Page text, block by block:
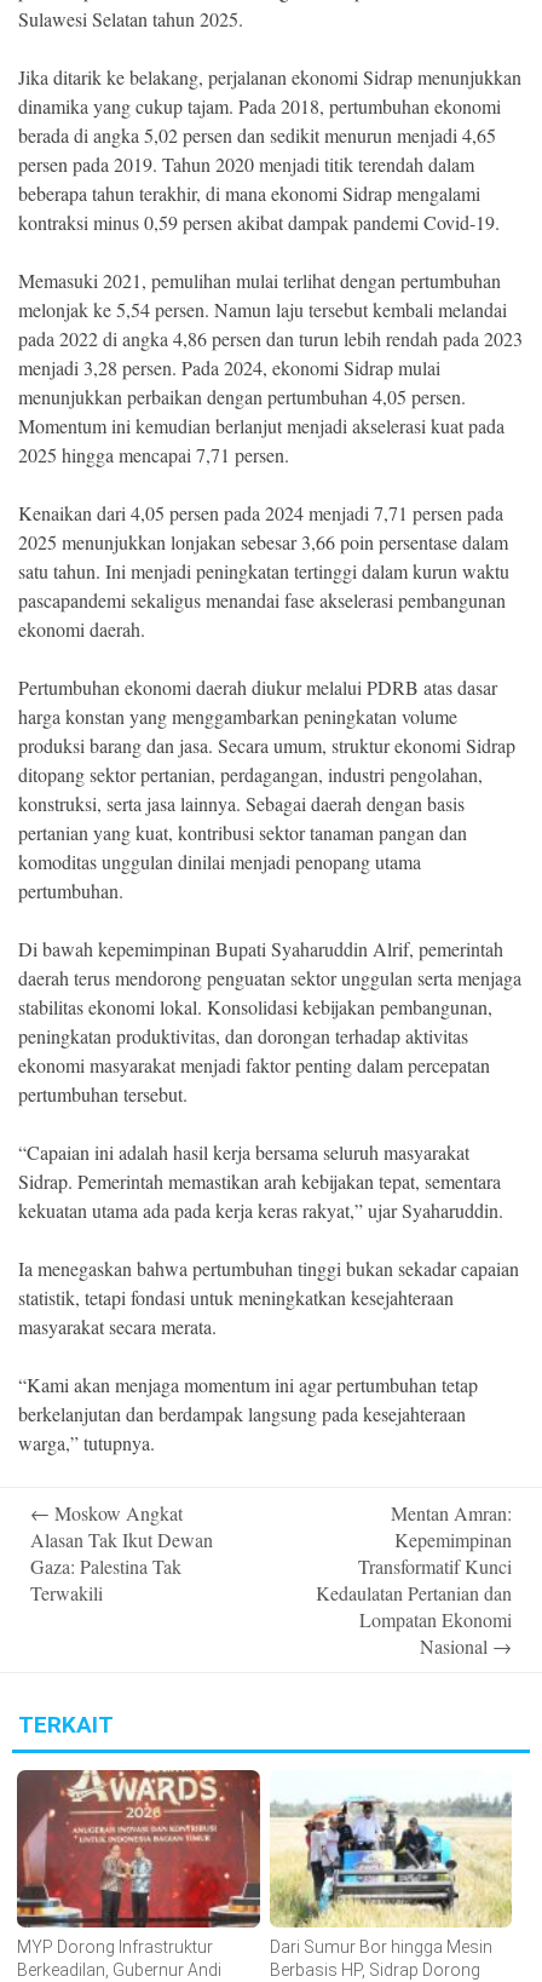
Sulawesi Selatan tahun 2025.
Jika ditarik ke belakang, perjalanan ekonomi Sidrap menunjukkan
dinamika yang cukup tajam. Pada 2018, pertumbuhan ekonomi
berada di angka 5,02 persen dan sedikit menurun menjadi 4,65
persen pada 2019. Tahun 2020 menjadi titik terendah dalam
beberapa tahun terakhir, di mana ekonomi Sidrap mengalami
kontraksi minus 0,59 persen akibat dampak pandemi Covid-19.
Memasuki 2021, pemulihan mulai terlihat dengan pertumbuhan
melonjak ke 5,54 persen. Namun laju tersebut kembali melandai
pada 2022 di angka 4,86 persen dan turun lebih rendah pada 2023
menjadi 3,28 persen. Pada 2024, ekonomi Sidrap mulai
menunjukkan perbaikan dengan pertumbuhan 4,05 persen.
Momentum ini kemudian berlanjut menjadi akselerasi kuat pada
2025 hingga mencapai 7,71 persen.
Kenaikan dari 4,05 persen pada 2024 menjadi 7,71 persen pada
2025 menunjukkan lonjakan sebesar 3,66 poin persentase dalam
satu tahun. Ini menjadi peningkatan tertinggi dalam kurun waktu
pascapandemi sekaligus menandai fase akselerasi pembangunan
ekonomi daerah.
Pertumbuhan ekonomi daerah diukur melalui PDRB atas dasar
harga konstan yang menggambarkan peningkatan volume
produksi barang dan jasa. Secara umum, struktur ekonomi Sidrap
ditopang sektor pertanian, perdagangan, industri pengolahan,
konstruksi, serta jasa lainnya. Sebagai daerah dengan basis
pertanian yang kuat, kontribusi sektor tanaman pangan dan
komoditas unggulan dinilai menjadi penopang utama
pertumbuhan.
Di bawah kepemimpinan Bupati Syaharuddin Alrif, pemerintah
daerah terus mendorong penguatan sektor unggulan serta menjaga
stabilitas ekonomi lokal. Konsolidasi kebijakan pembangunan,
peningkatan produktivitas, dan dorongan terhadap aktivitas
ekonomi masyarakat menjadi faktor penting dalam percepatan
pertumbuhan tersebut.
“Capaian ini adalah hasil kerja bersama seluruh masyarakat
Sidrap. Pemerintah memastikan arah kebijakan tepat, sementara
kekuatan utama ada pada kerja keras rakyat,” ujar Syaharuddin.
Ia menegaskan bahwa pertumbuhan tinggi bukan sekadar capaian
statistik, tetapi fondasi untuk meningkatkan kesejahteraan
masyarakat secara merata.
“Kami akan menjaga momentum ini agar pertumbuhan tetap
berkelanjutan dan berdampak langsung pada kesejahteraan
warga,” tutupnya.
navigation
← Moskow Angkat
Alasan Tak Ikut Dewan
Gaza: Palestina Tak
Terwakili
Mentan Amran:
Kepemimpinan
Transformatif Kunci
Kedaulatan Pertanian dan
Lompatan Ekonomi
Nasional →
TERKAIT
MYP Dorong Infrastruktur
Berkeadilan, Gubernur Andi
Dari Sumur Bor hingga Mesin
Berbasis HP, Sidrap Dorong